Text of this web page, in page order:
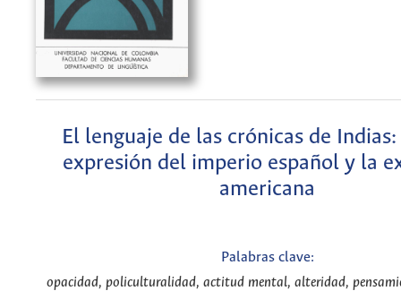
El lenguaje de las crónicas de
expresión del imperio español y la
americana
Palabras clave:
opacidad, policulturalidad, actitud mental, alteridad,